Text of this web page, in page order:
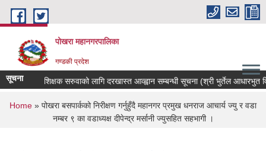
Skip to main content
पोखरा महानगरपालिका
गण्डकी प्रदेश
सूचना शिक्षक सरुवाको लागि दरखास्त आव्ह्वान सम्बन्धी सूचना (श्री भुर्तेल आधारभुत
You are here
Home » पोखरा बसपार्कको निरीक्षण गर्नुहुँदै महानगर प्रमुख धनराज आचार्य ज्यु र वडा
नम्बर ९ का वडाध्यक्ष दीपेन्द्र मर्सानी ज्युसहित सहभागी ।